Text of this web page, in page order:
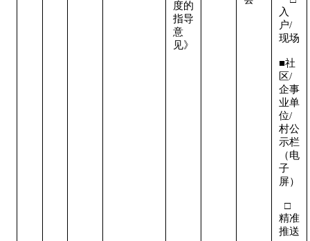
度的
指导
意
见》
入
户/
现场
■社
区/
企事
业单
位/
村公
示栏
（电
子
屏）
□
精准
推送